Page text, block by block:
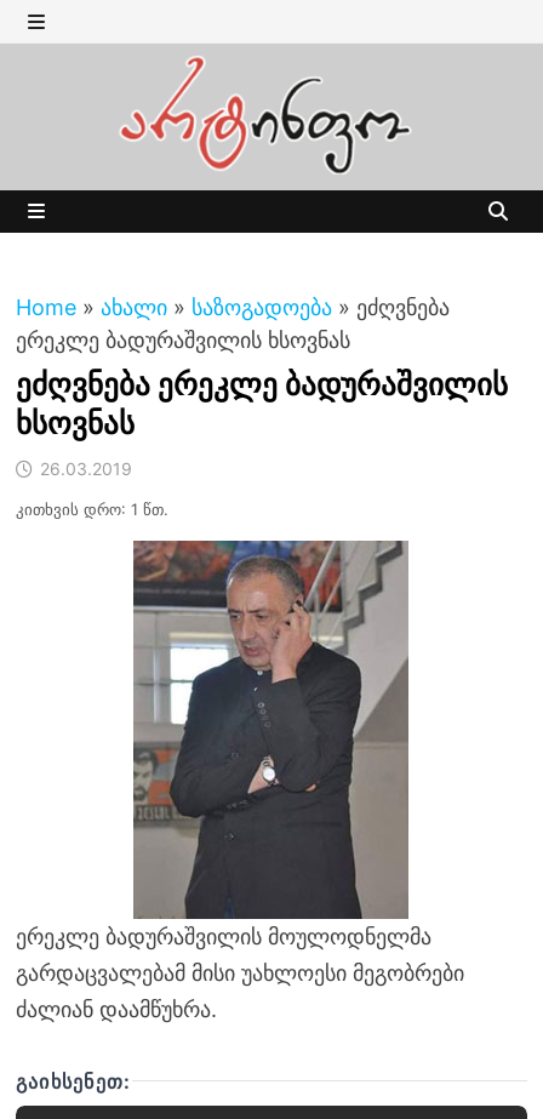
Skip
to MENU
Home » ახალი » საზოგადოება » ეძღვნება
ერეკლე ბადურაშვილის ხსოვნას
ეძღვნება ერეკლე ბადურაშვილის
ხსოვნას
26.03.2019
კითხვის დრო: 1 წთ.
ერეკლე ბადურაშვილის მოულოდნელმა
გარდაცვალებამ მისი უახლოესი მეგობრები
ძალიან დაამწუხრა.
ᲒᲐᲘᲮᲡᲔᲜᲔᲗ: